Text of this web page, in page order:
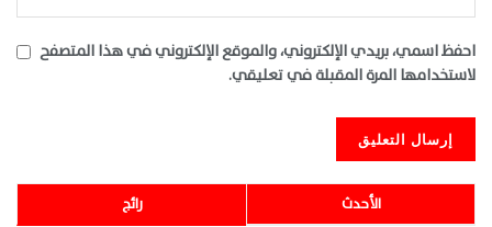
احفظ اسمي، بريدي الإلكتروني، والموقع الإلكتروني في هذا المتصفح
لاستخدامها المرة المقبلة في تعليقي.
رائج الأحدث